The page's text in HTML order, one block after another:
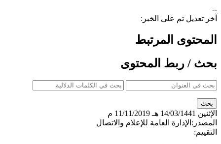
--
آخر تعديل تم على الخبر:
المحتوى المرتبط
بحث / ربط المحتوى
الإثنين 14/03/1441 هـ
11/11/2019 م
المصدر: الإدارة العامة للإعلام والاتصال
التقييم: